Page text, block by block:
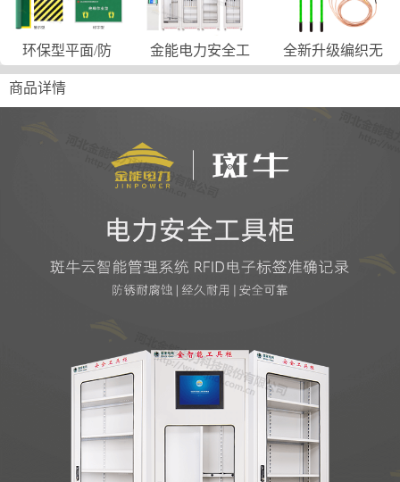
环保型平面/防 金能电力安全工 全新升级编织无
商品详情